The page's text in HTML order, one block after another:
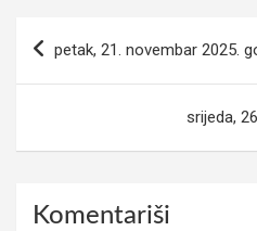
članaka
petak, 21. novembar 2025.
srijeda,
Komentariši